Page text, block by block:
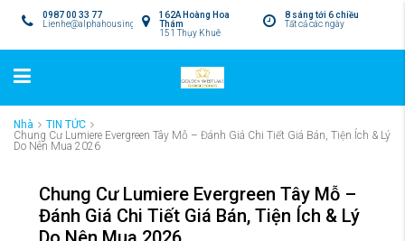
8 sáng tới 6 chiều
Tất cả các ngày
162A Hoàng Hoa
Thám
151 Thụy Khuê
0987 00 33 77
Lienhe@alphahousing.vn
Nhà
TIN TỨC
Chung Cư Lumiere Evergreen Tây Mỗ – Đánh Giá Chi Tiết Giá Bán, Tiện Ích & Lý
Do Nên Mua 2026
Chung Cư Lumiere Evergreen Tây Mỗ –
Đánh Giá Chi Tiết Giá Bán, Tiện Ích & Lý